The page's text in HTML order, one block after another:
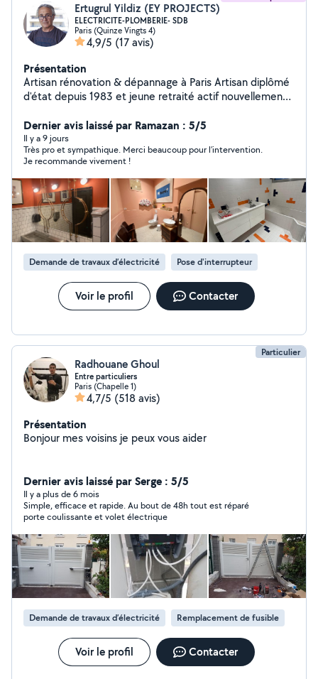
Ertugrul Yildiz (EY PROJECTS)
ELECTRICITE-PLOMBERIE- SDB
Paris (Quinze Vingts 4)
4,9/5 (17 avis)
Présentation
Artisan rénovation & dépannage à Paris Artisan diplômé
d'état depuis 1983 et jeune retraité actif nouvellement
votre intérieur. Passionné par mon métier et ravi de
rencontrer les Parisiens, je propose mon savoir-faire
pour vos projets de rénovation et dépannages de
courte durée en électricité et plomberie. Je vous
conseille également dans vos projets globaux et
collabore avec un partenaire carreleur hautement
qualifié pour créer de superbes salles de bains, y
compris des transformations adaptées aux PMR.
Prestations proposées : Électricité & Plomberie :
Dépannages et interventions rapides. Salles de bains :
Création sur mesure (avec un carreleur qualifié) et
aménagement PMR. Conseil : Accompagnement dans
vos projets de rénovation. ️ Assurances biennale et
Décennale (Garantie 10ans) à jour (attestations sur
et le souci du détail. Devis rapide gratuit !
Dernier avis laissé par Ramazan : 5/5
Il y a 9 jours
Très pro et sympathique. Merci beaucoup pour l’intervention.
Je recommande vivement !
Demande de travaux d’électricité Pose d'interrupteur
Voir le profil Contacter
Particulier
Radhouane Ghoul
Entre particuliers
Paris (Chapelle 1)
4,7/5 (518 avis)
Présentation
Bonjour mes voisins je peux vous aider
Dernier avis laissé par Serge : 5/5
Il y a plus de 6 mois
Simple, efficace et rapide. Au bout de 48h tout est réparé
porte coulissante et volet électrique
Demande de travaux d’électricité Remplacement de fusible
Voir le profil Contacter